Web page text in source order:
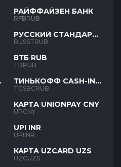
РАЙФФАЙЗЕН БАНК
RFBRUB
РУССКИЙ СТАНДАРТ
RUB
RUSSTRUB
ВТБ RUB
TBRUB
ТИНЬКОФФ CASH-IN
RUB
TCSBCRUB
КАРТА UNIONPAY CNY
UPCNY
UPI INR
UPIINR
КАРТА UZCARD UZS
UZCUZS